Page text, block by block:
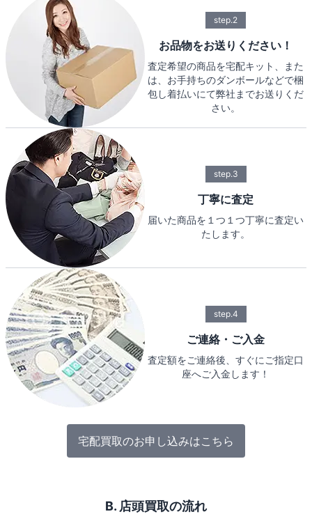
step.2
お品物をお送りください！
査定希望の商品を宅配キット、また
は、お手持ちのダンボールなどで梱
包し着払いにて弊社までお送りくだ
さい。
step.3
丁寧に査定
届いた商品を１つ１つ丁寧に査定い
たします。
step.4
ご連絡・ご入金
査定額をご連絡後、すぐにご指定口
座へご入金します！
宅配買取のお申し込みはこちら
B. 店頭買取の流れ